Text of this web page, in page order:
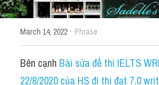
Idioms trái nghĩa
Antonym
Idiom
March 14, 2022 · Phrase
Bên cạnh Bài sửa đề thi IELTS
22/8/2020 của HS đi thi đạt 7.0